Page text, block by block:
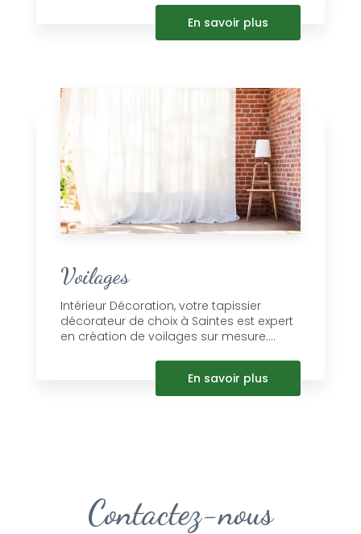
En savoir plus
Voilages
Intérieur Décoration, votre tapissier
décorateur de choix à Saintes est expert
en création de voilages sur mesure....
En savoir plus
Contactez-nous